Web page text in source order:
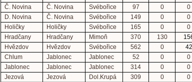
Č. Novina
Č. Novina Svébořice 97 0
0
D. Novina
Č. Novina Svébořice 149 0
0
Holičky
Holičky Svébořice 165 0
0
Hradčany
Hradčany Mimoň 370 130
Hvězdov
Hvězdov Svébořice 562 0
42
Chlum
Jablonec Jablonec 52 0
0
Jablonec
Jablonec Jablonec 314 0
0
Jezová
Jezová Dol.Krupá 309 0
0